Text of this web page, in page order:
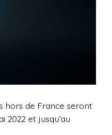
hors de France seront
2022 et jusqu’au